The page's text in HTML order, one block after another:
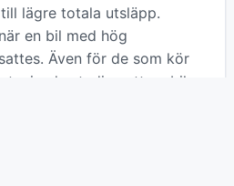
lägre totala utsläpp.
en bil med hög
Även för de som kör
visade studien att en bil